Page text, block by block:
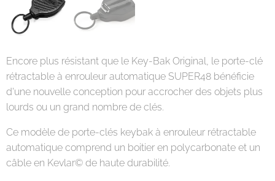
Encore plus résistant que le Key-Bak Original, le porte-clé
rétractable à enrouleur automatique SUPER48 bénéficie
d'une nouvelle conception pour accrocher des objets plus
lourds ou un grand nombre de clés.
Ce modèle de porte-clés keybak à enrouleur rétractable
automatique comprend un boitier en polycarbonate et un
câble en Kevlar© de haute durabilité.